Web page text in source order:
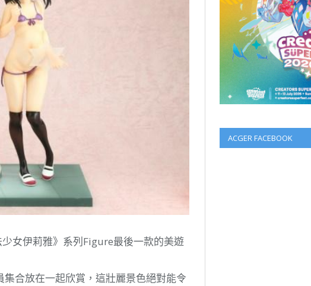
女伊莉雅》系列Figure最後一款的美遊
合放在一起欣賞，這壯麗景色絕對能令
ACGER FACEBOOK